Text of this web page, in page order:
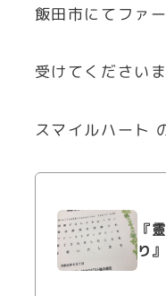
飯田市にてファ
受けてくださいま
スマイルハート
『
り』